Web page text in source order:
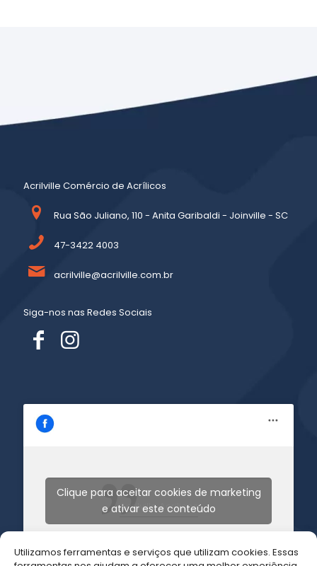
Utilizamos ferramentas e serviços que utilizam cookies. Essas
Acrilville Comércio de Acrílicos
Rua São Juliano, 110 - Anita Garibaldi - Joinville - SC
47-3422 4003
acrilville@acrilville.com.br
Siga-nos nas Redes Sociais
Acrilville Acrilicos
Clique para aceitar cookies de marketing
e ativar este conteúdo